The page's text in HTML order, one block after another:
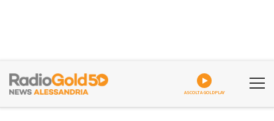
ASCOLTA GOLDPLAY